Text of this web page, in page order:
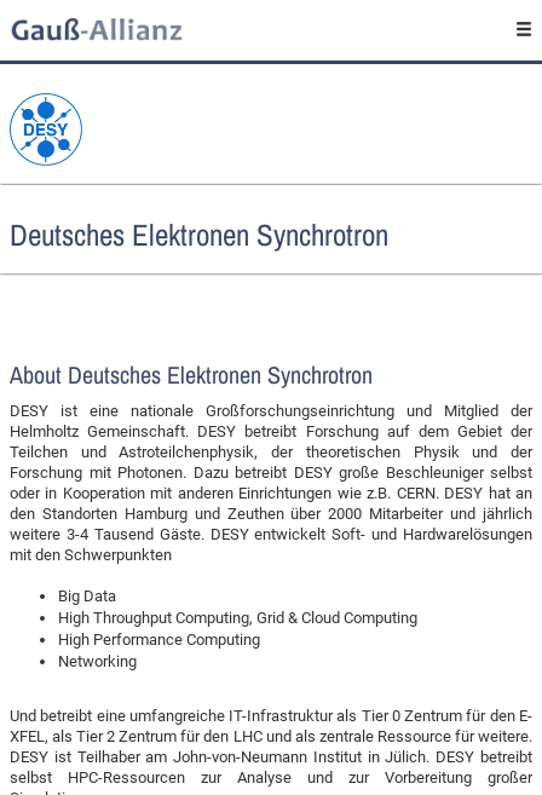
Deutsches Elektronen Synchrotron
About Deutsches Elektronen Synchrotron
DESY ist eine nationale Großforschungseinrichtung und Mitglied der
Helmholtz Gemeinschaft. DESY betreibt Forschung auf dem Gebiet der
Teilchen und Astroteilchenphysik, der theoretischen Physik und der
Forschung mit Photonen. Dazu betreibt DESY große Beschleuniger selbst
oder in Kooperation mit anderen Einrichtungen wie z.B. CERN. DESY hat an
den Standorten Hamburg und Zeuthen über 2000 Mitarbeiter und jährlich
weitere 3-4 Tausend Gäste. DESY entwickelt Soft- und Hardwarelösungen
mit den Schwerpunkten
Big Data
High Throughput Computing, Grid & Cloud Computing
High Performance Computing
Networking
Und betreibt eine umfangreiche IT-Infrastruktur als Tier 0 Zentrum für den E-
XFEL, als Tier 2 Zentrum für den LHC und als zentrale Ressource für weitere.
DESY ist Teilhaber am John-von-Neumann Institut in Jülich. DESY betreibt
selbst HPC-Ressourcen zur Analyse und zur Vorbereitung großer